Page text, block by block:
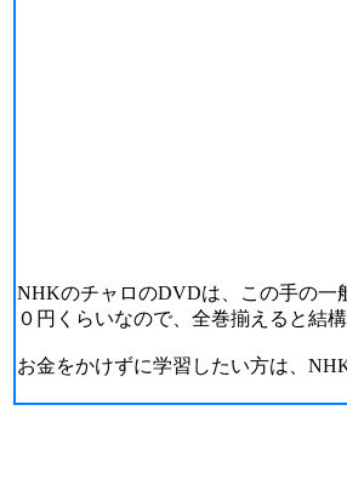
NHKのチャロのDVDは、この手の一
０円くらいなので、全巻揃えると結構
お金をかけずに学習したい方は、